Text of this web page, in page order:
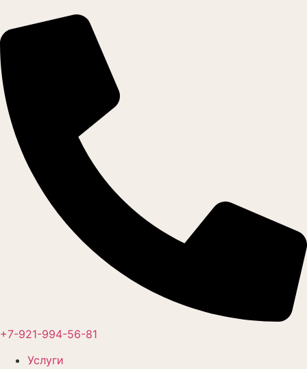
+7-921-994-56-81
Услуги